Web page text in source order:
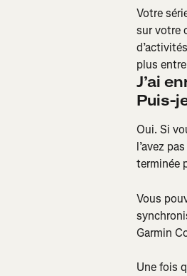
Votre
sur votre
plus
J’ai
Puis-
Oui. Si
l’avez
terminée
Vous
Garmin
Une fois